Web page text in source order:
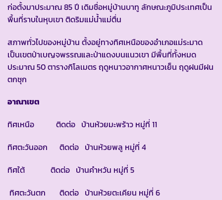
ก่อตั้งมาประมาณ 85 ปี เดิมชื่อหมู่บ้านบาทู ลักษณะภูมิประเทศเป็น
พื้นที่ราบในหุบเขา ติดริมแม่น้ำแม่ตื่น
สภาพทั่วไปของหมู่บ้าน ตั้งอยู่ทางทิศเหนือของอำเภอแม่ระมาด
เป็นเขตป่าเบญจพรรณและป่าแดงบนแนวเขา มีพื้นที่ทั้งหมด
ประมาณ 50 ตารางกิโลเมตร ฤดูหนาวอากาศหนาวเย็น ฤดูฝนมีฝน
ตกชุก
อาณาเขต
ทิศเหนือ ติดต่อ บ้านห้วยมะพร้าว หมู่ที่ 11
ทิศตะวันออก ติดต่อ บ้านห้วยพลู หมู่ที่ 4
ทิศใต้ ติดต่อ บ้านคำหวัน หมู่ที่ 5
ทิศตะวันตก ติดต่อ บ้านห้วยตะเคียน หมู่ที่ 6